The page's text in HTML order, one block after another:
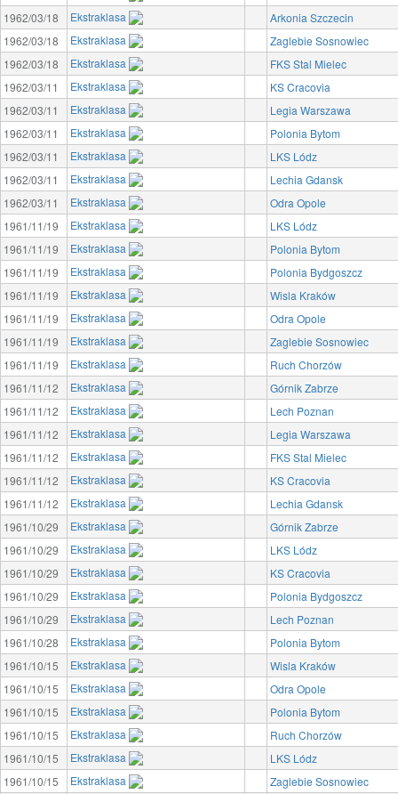
1962/03/18
Ekstraklasa
Arkonia Szczecin
1962/03/18
Ekstraklasa
Zaglebie Sosnowiec
1962/03/18
Ekstraklasa
FKS Stal Mielec
1962/03/11
Ekstraklasa
KS Cracovia
1962/03/11
Ekstraklasa
Legia Warszawa
1962/03/11
Ekstraklasa
Polonia Bytom
1962/03/11
Ekstraklasa
LKS Lódz
1962/03/11
Ekstraklasa
Lechia Gdansk
1962/03/11
Ekstraklasa
Odra Opole
1961/11/19
Ekstraklasa
LKS Lódz
1961/11/19
Ekstraklasa
Polonia Bytom
1961/11/19
Ekstraklasa
Polonia Bydgoszcz
1961/11/19
Ekstraklasa
Wisla Kraków
1961/11/19
Ekstraklasa
Odra Opole
1961/11/19
Ekstraklasa
Zaglebie Sosnowiec
1961/11/19
Ekstraklasa
Ruch Chorzów
1961/11/12
Ekstraklasa
Górnik Zabrze
1961/11/12
Ekstraklasa
Lech Poznan
1961/11/12
Ekstraklasa
Legia Warszawa
1961/11/12
Ekstraklasa
FKS Stal Mielec
1961/11/12
Ekstraklasa
KS Cracovia
1961/11/12
Ekstraklasa
Lechia Gdansk
1961/10/29
Ekstraklasa
Górnik Zabrze
1961/10/29
Ekstraklasa
LKS Lódz
1961/10/29
Ekstraklasa
KS Cracovia
1961/10/29
Ekstraklasa
Polonia Bydgoszcz
1961/10/29
Ekstraklasa
Lech Poznan
1961/10/28
Ekstraklasa
Polonia Bytom
1961/10/15
Ekstraklasa
Wisla Kraków
1961/10/15
Ekstraklasa
Odra Opole
1961/10/15
Ekstraklasa
Polonia Bytom
1961/10/15
Ekstraklasa
Ruch Chorzów
1961/10/15
Ekstraklasa
LKS Lódz
1961/10/15
Ekstraklasa
Zaglebie Sosnowiec